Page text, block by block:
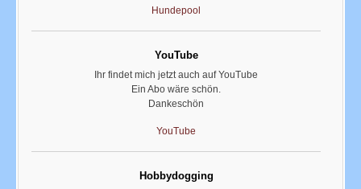
Hundepool
YouTube
Ihr findet mich jetzt auch auf YouTube
Ein Abo wäre schön.
Dankeschön
YouTube
Hobbydogging